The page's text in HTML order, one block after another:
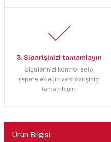
3. Siparişinizi tamamlayın
Ölçülerinizi kontrol edip,
sepete ekleyin ve siparişinizi
tamamlayın.
Ürün Bilgisi